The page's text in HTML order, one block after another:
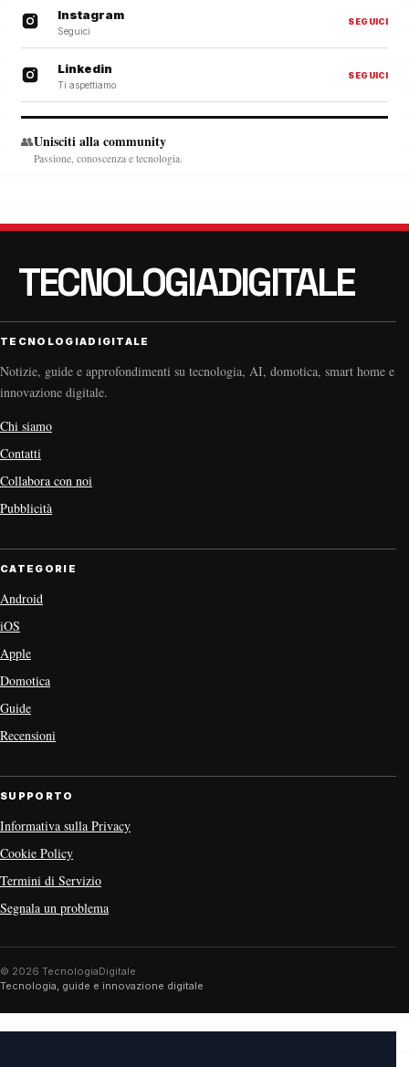
Instagram
Seguici
SEGUICI
Linkedin
Ti aspettiamo
SEGUICI
👥Unisciti alla community
Passione, conoscenza e tecnologia.
TECNOLOGIADIGITALE
Notizie, guide e approfondimenti su tecnologia, AI, domotica, smart home e
innovazione digitale.
Chi siamo
Contatti
Collabora con noi
Pubblicità
CATEGORIE
Android
iOS
Apple
Domotica
Guide
Recensioni
SUPPORTO
Informativa sulla Privacy
Cookie Policy
Termini di Servizio
Segnala un problema
© 2026 TecnologiaDigitale
Tecnologia, guide e innovazione digitale